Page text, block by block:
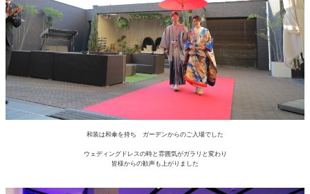
和装は和傘を持ち ガーデンからのご入場でした
ウェディングドレスの時と雰囲気がガラリと変わり
皆様からの歓声も上がりました